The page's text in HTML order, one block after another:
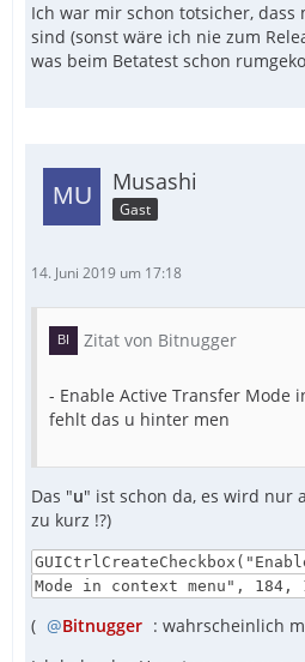
Ich war mir schon totsicher, dass
sind (sonst wäre ich nie zum
was beim Betatest schon
Musashi
Gast
14. Juni 2019 um 17:18
Zitat von Bitnugger
- Enable Active Transfer Mode
fehlt das u hinter men
Das "u" ist schon da, es wird nur
zu kurz !?)
Mode in context menu", 184,
( Bitnugger : wahrscheinlich